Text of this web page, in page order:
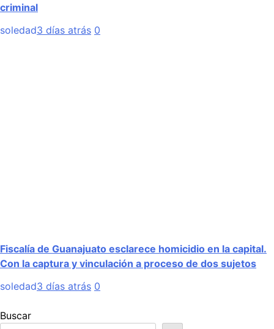
criminal
soledad3 días atrás 0
Fiscalía de Guanajuato esclarece homicidio en la capital.
Con la captura y vinculación a proceso de dos sujetos
soledad3 días atrás 0
Buscar